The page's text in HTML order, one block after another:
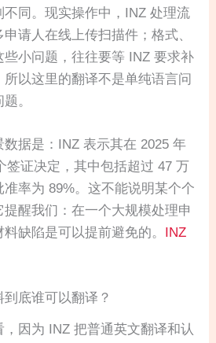
同。现实操作中，INZ 处理流
请人在线上传扫描件；格式、
小问题，往往要等 INZ 要求补
以这里的翻译不是单纯语言问
。
据是：INZ 表示其在 2025 年
签证决定，其中包括超过 47 万
率为 89%。这不能说明某个个
醒我们：在一个大规模处理申
缺陷是可以提前避免的。
INZ
底谁可以翻译？
因为 INZ 把普通英文翻译和认